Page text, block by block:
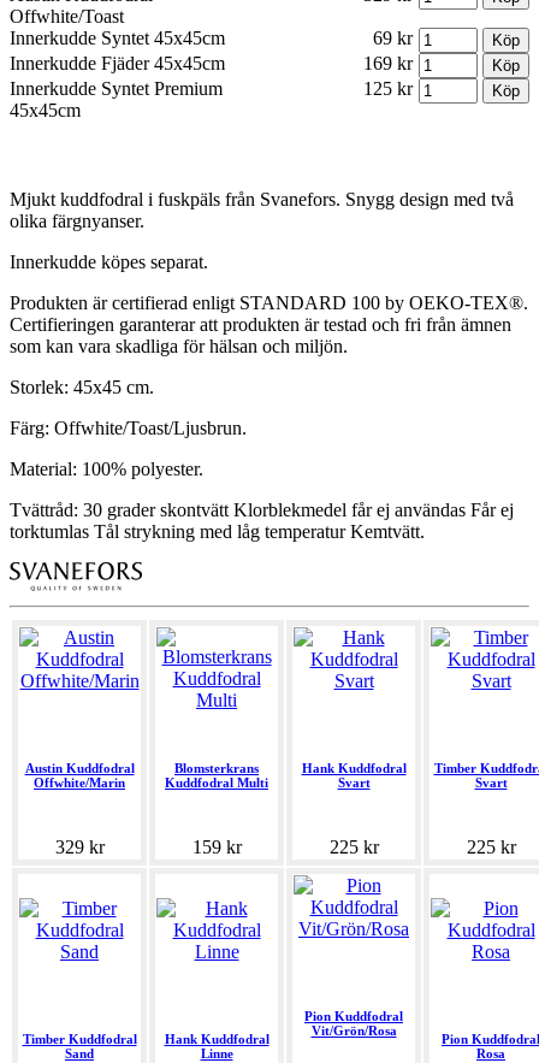
Offwhite/Toast
Innerkudde Syntet 45x45cm
69 kr
Innerkudde Fjäder 45x45cm
169 kr
Innerkudde Syntet Premium
45x45cm
125 kr
Mjukt kuddfodral i fuskpäls från Svanefors. Snygg design med två
olika färgnyanser.
Innerkudde köpes separat.
Produkten är certifierad enligt STANDARD 100 by OEKO-TEX®.
Certifieringen garanterar att produkten är testad och fri från ämnen
som kan vara skadliga för hälsan och miljön.
Storlek: 45x45 cm.
Färg: Offwhite/Toast/Ljusbrun.
Material: 100% polyester.
Tvättråd: 30 grader skontvätt Klorblekmedel får ej användas Får ej
torktumlas Tål strykning med låg temperatur Kemtvätt.
Austin Kuddfodral
Offwhite/Marin
329 kr
Blomsterkrans
Kuddfodral Multi
159 kr
Hank Kuddfodral
Svart
225 kr
Timber
Svart
225 kr
Timber Kuddfodral
Sand
Hank Kuddfodral
Linne
Pion Kuddfodral
Vit/Grön/Rosa
Pion Kuddfodral
Rosa